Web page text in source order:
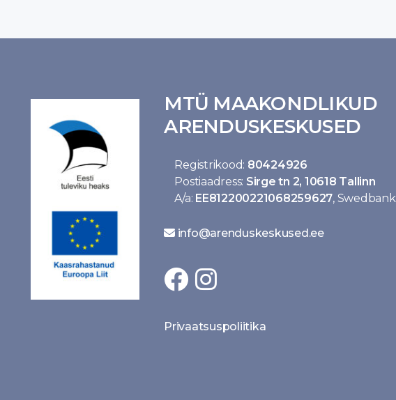
MTÜ MAAKONDLIKUD
ARENDUSKESKUSED
Registrikood: 80424926
Postiaadress: Sirge tn 2, 10618 Tallinn
A/a: EE812200221068259627, Swedbank
info@arenduskeskused.ee
Privaatsuspoliitika